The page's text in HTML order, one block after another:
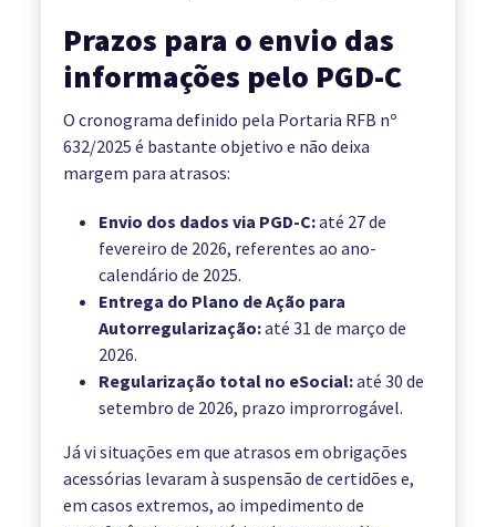
Prazos para o envio das
informações pelo PGD-C
O cronograma definido pela Portaria RFB nº
632/2025 é bastante objetivo e não deixa
margem para atrasos:
Envio dos dados via PGD-C:até 27 de
fevereiro de 2026, referentes ao ano-
calendário de 2025.
Entrega do Plano de Ação para
Autorregularização:até 31 de março de
2026.
Regularização total no eSocial:até 30 de
setembro de 2026, prazo improrrogável.
Já vi situações em que atrasos em obrigações
acessórias levaram à suspensão de certidões e,
em casos extremos, ao impedimento de